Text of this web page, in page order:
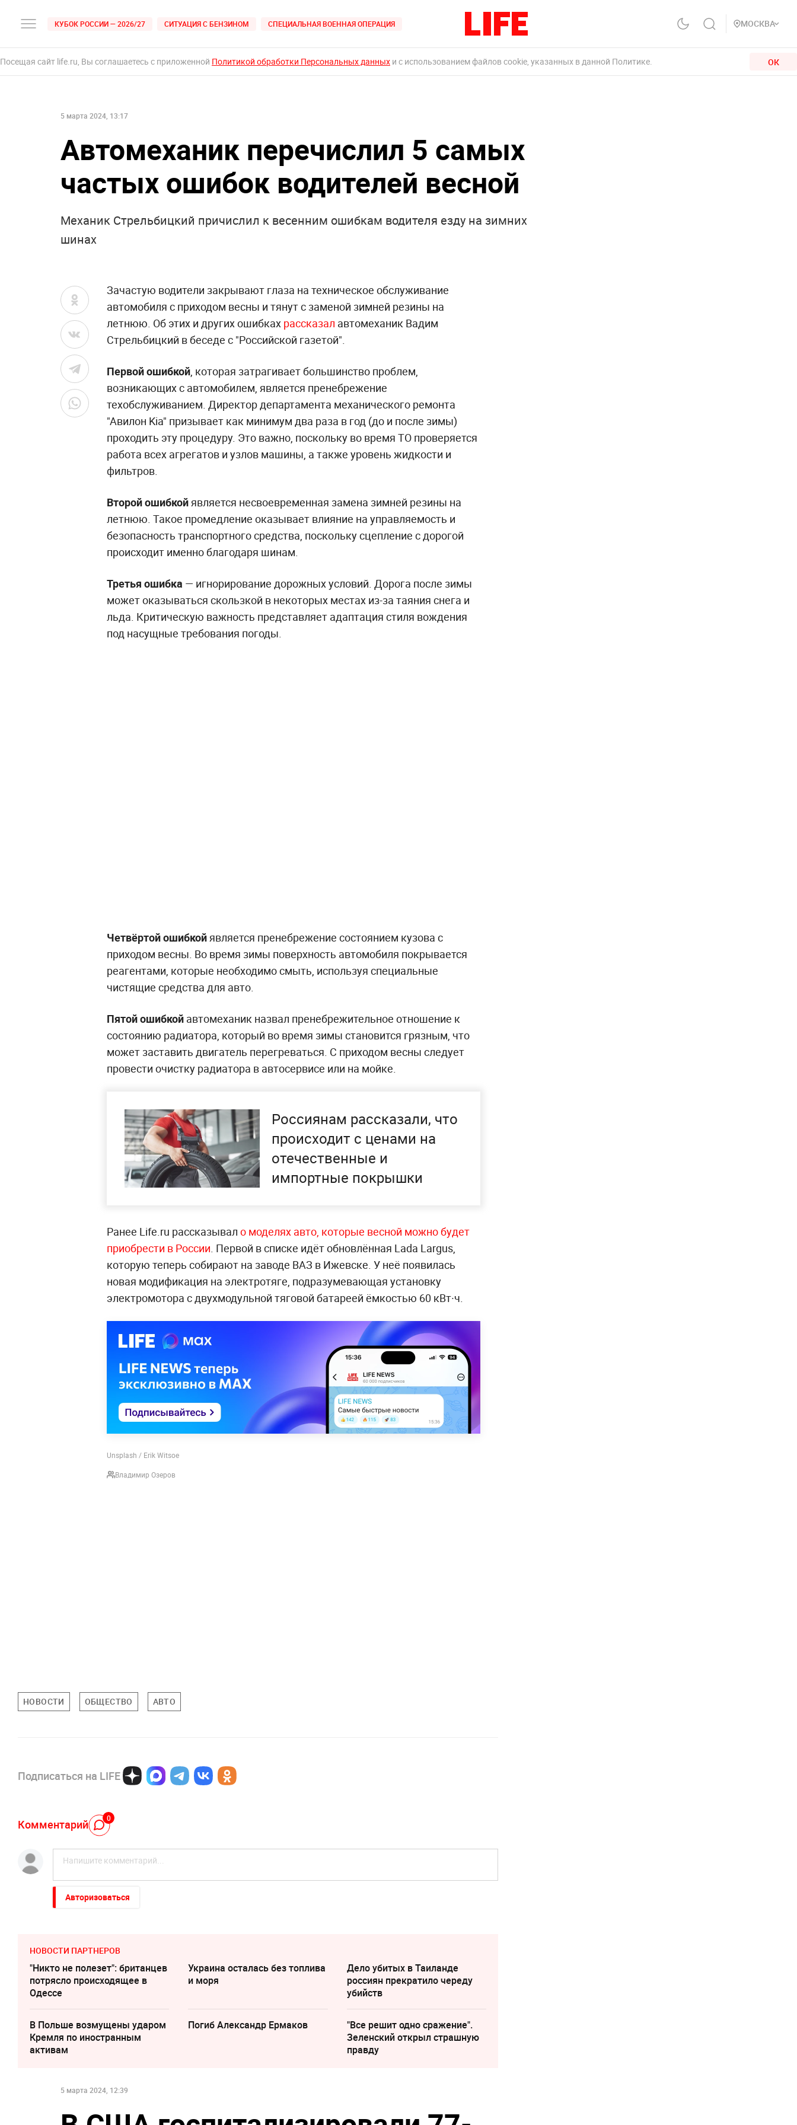
КУБОК РОССИИ — 2026/27 СИТУАЦИЯ С БЕНЗИНОМ СПЕЦИАЛЬНАЯ ВОЕННАЯ ОПЕРАЦИЯ МОСКВА
Посещая сайт life.ru, Вы соглашаетесь с приложенной Политикой обработки Персональных данных и с использованием файлов cookie, указанных в данной Политике. ОК
5 марта 2024, 13:17
Автомеханик перечислил 5 самых
частых ошибок водителей весной
Механик Стрельбицкий причислил к весенним ошибкам водителя езду на зимних
шинах
Зачастую водители закрывают глаза на техническое обслуживание
автомобиля с приходом весны и тянут с заменой зимней резины на
летнюю. Об этих и других ошибках рассказал автомеханик Вадим
Стрельбицкий в беседе с "Российской газетой".
Первой ошибкой, которая затрагивает большинство проблем,
возникающих с автомобилем, является пренебрежение
техобслуживанием. Директор департамента механического ремонта
"Авилон Kia" призывает как минимум два раза в год (до и после зимы)
проходить эту процедуру. Это важно, поскольку во время ТО проверяется
работа всех агрегатов и узлов машины, а также уровень жидкости и
фильтров.
Второй ошибкойявляется несвоевременная замена зимней резины на
летнюю. Такое промедление оказывает влияние на управляемость и
безопасность транспортного средства, поскольку сцепление с дорогой
происходит именно благодаря шинам.
Третья ошибка — игнорирование дорожных условий. Дорога после зимы
может оказываться скользкой в некоторых местах из-за таяния снега и
льда. Критическую важность представляет адаптация стиля вождения
под насущные требования погоды.
Четвёртой ошибкойявляется пренебрежение состоянием кузова с
приходом весны. Во время зимы поверхность автомобиля покрывается
реагентами, которые необходимо смыть, используя специальные
чистящие средства для авто.
Пятой ошибкой автомеханик назвал пренебрежительное отношение к
состоянию радиатора, который во время зимы становится грязным, что
может заставить двигатель перегреваться. С приходом весны следует
провести очистку радиатора в автосервисе или на мойке.
Россиянам рассказали, что
происходит с ценами на
отечественные и
импортные покрышки
Ранее Life.ru рассказывал о моделях авто, которые весной можно будет
приобрести в России. Первой в списке идёт обновлённая Lada Largus,
которую теперь собирают на заводе ВАЗ в Ижевске. У неё появилась
новая модификация на электротяге, подразумевающая установку
электромотора с двухмодульной тяговой батареей ёмкостью 60 кВт·ч.
Unsplash / Erik Witsoe
Владимир Озеров
НОВОСТИ ОБЩЕСТВО АВТО
Подписаться на LIFE
Комментарий 0
Авторизоваться
НОВОСТИ ПАРТНЕРОВ
"Никто не полезет": британцев
потрясло происходящее в
Одессе
Украина осталась без топлива
и моря
Дело убитых в Таиланде
россиян прекратило череду
убийств
В Польше возмущены ударом
Кремля по иностранным
активам
Погиб Александр Ермаков
"Все решит одно сражение".
Зеленский открыл страшную
правду
5 марта 2024, 12:39